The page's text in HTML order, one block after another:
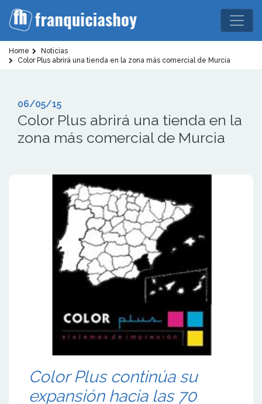
Home
Noticias
Color Plus abrirá una tienda en la zona más comercial de Murcia
06/05/15
Color Plus abrirá una tienda en la
zona más comercial de Murcia
Color Plus continúa su
expansión hacia las 70